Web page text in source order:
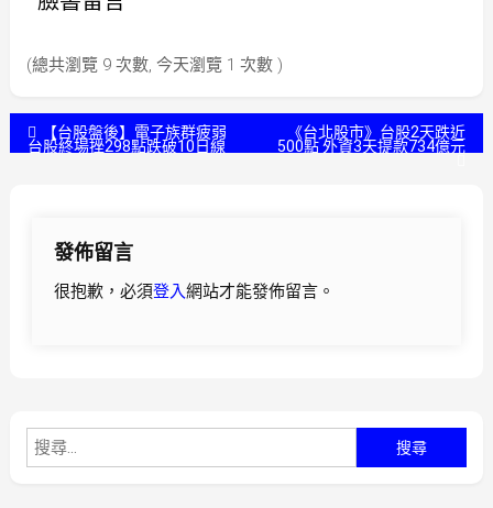
(總共瀏覽 9 次數, 今天瀏覽 1 次數 )
文 【台股盤後】電子族群疲弱
台股終場挫298點跌破10日線
《台北股市》台股2天跌近
500點 外資3天提款734億元
發佈留言
很抱歉，必須登入網站才能發佈留言。
尋